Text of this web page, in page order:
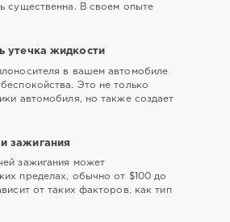
существенна. В своем опыте
утечка жидкости
в вашем автомобиле
Это не только
автомобиля, но также создает
зажигания
зажигания может
пределах, обычно от $100 до
от таких факторов, как тип